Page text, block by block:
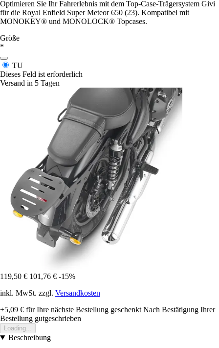
Optimieren Sie Ihr Fahrerlebnis mit dem Top-Case-Trägersystem Givi
für die Royal Enfield Super Meteor 650 (23). Kompatibel mit
MONOKEY® und MONOLOCK® Topcases.
Größe
*
TU
Dieses Feld ist erforderlich
Versand in 5 Tagen
119,50 € 101,76 € -15%
inkl. MwSt. zzgl. Versandkosten
+5,09 € für Ihre nächste Bestellung geschenkt Nach Bestätigung Ihrer
Bestellung gutgeschrieben
Loading...
Beschreibung